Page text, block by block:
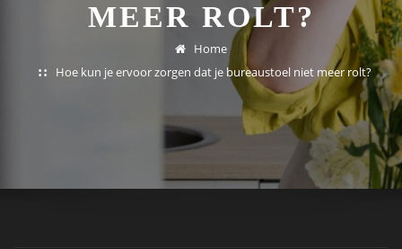
MEER ROLT?
Home
Hoe kun je ervoor zorgen dat je bureaustoel niet meer rolt?